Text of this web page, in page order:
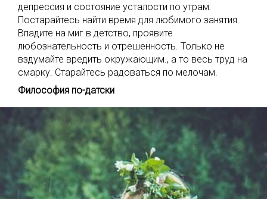
депрессия и состояние усталости по утрам.
Постарайтесь найти время для любимого занятия.
Впадите на миг в детство, проявите
любознательность и отрешенность. Только не
вздумайте вредить окружающим., а то весь труд на
смарку. Старайтесь радоваться по мелочам.
Философия по-датски